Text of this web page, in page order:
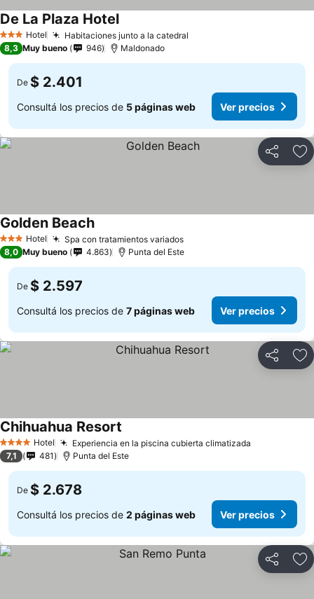
3 Estrellas
Hotel Habitaciones junto a la catedral
De La Plaza Hotel
8,3 Muy bueno 946 Maldonado
De $ 2.401
Consultá los precios de 5 páginas web Ver precios
Compartir
3 Estrellas
Hotel Spa con tratamientos variados
Golden Beach
8,0 Muy bueno 4.863 Punta del Este
De $ 2.597
Consultá los precios de 7 páginas web Ver precios
Compartir
4 EstrellasHotel Experiencia en la piscina cubierta climatizada
Chihuahua Resort
7,1 481 Punta del Este
De $ 2.678
Consultá los precios de 2 páginas web Ver precios
Compartir